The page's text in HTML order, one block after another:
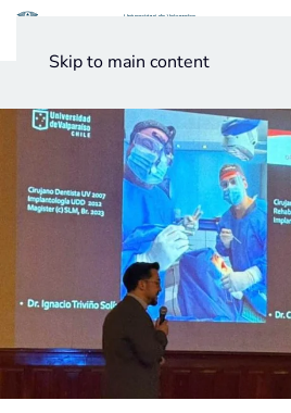
Skip to main content